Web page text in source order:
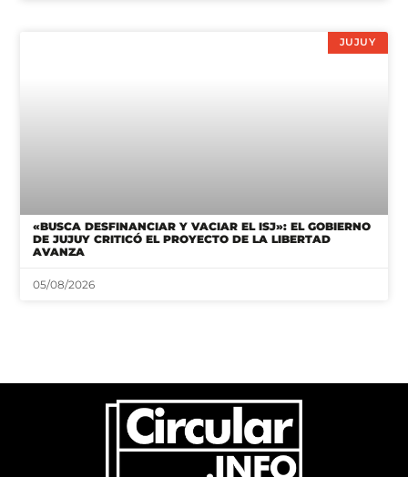
JUJUY
«BUSCA DESFINANCIAR Y VACIAR EL ISJ»: EL GOBIERNO
DE JUJUY CRITICÓ EL PROYECTO DE LA LIBERTAD
AVANZA
05/08/2026